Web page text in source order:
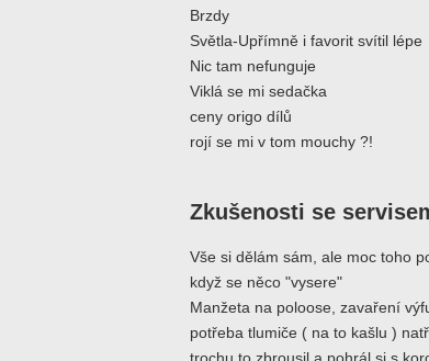
Brzdy
Světla-Upřímně i favorit svítil lépe
Nic tam nefunguje
Viklá se mi sedačka
ceny origo dílů
rojí se mi v tom mouchy ?!
Zkušenosti se
Vše si dělám sám, ale moc toho
když se něco "vysere"
Manžeta na poloose, zavaření
potřeba tlumiče ( na to kašlu )